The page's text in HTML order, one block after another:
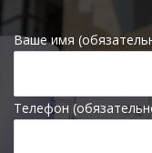
Ваше имя
Телефон